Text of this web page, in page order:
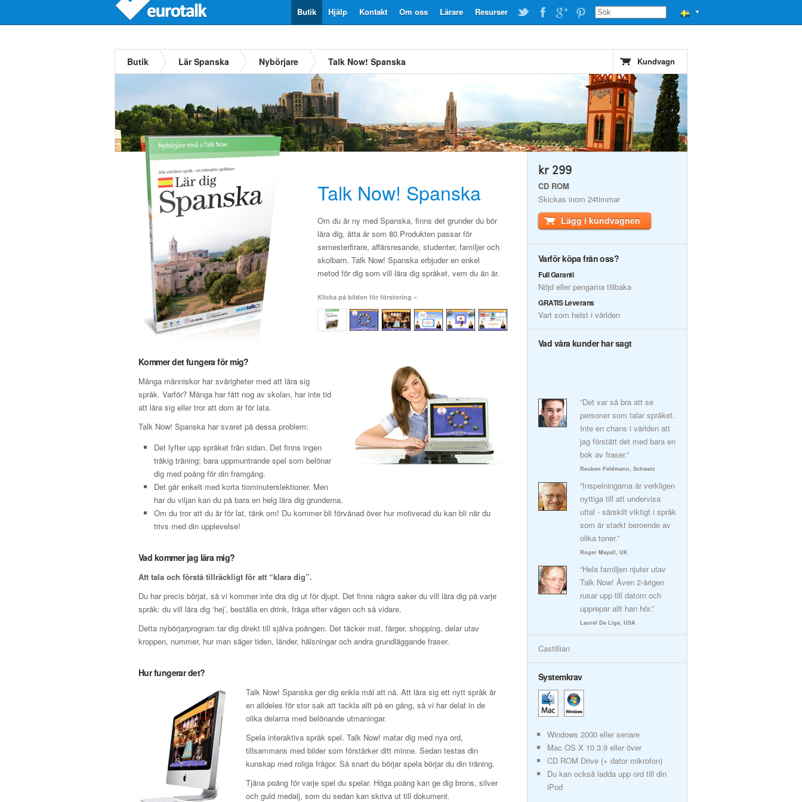
▼
Resurser
Lärare
Om oss
Kontakt
Hjälp
Butik
Butik Lär Spanska Nybörjare Talk Now! Spanska Kundvagn
Talk Now! Spanska
Om du är ny med Spanska, finns det grunder du bör
lära dig, åtta år som 80.Produkten passar för
semesterfirare, affärsresande, studenter, familjer och
skolbarn. Talk Now! Spanska erbjuder en enkel
metod för dig som vill lära dig språket, vem du än är.
Klicka på bilden för förstoring »
Kommer det fungera för mig?
Många människor har svårigheter med att lära sig
språk. Varför? Många har fått nog av skolan, har inte tid
att lära sig eller tror att dom är för lata.
Talk Now! Spanska har svaret på dessa problem:
Det lyfter upp språket från sidan. Det finns ingen
tråkig träning; bara uppmuntrande spel som belönar
dig med poäng för din framgång.
Det går enkelt med korta tiominuterslektioner. Men
har du viljan kan du på bara en helg lära dig grunderna.
Om du tror att du är för lat, tänk om! Du kommer bli förvånad över hur motiverad du kan bli när du
trivs med din upplevelse!
Vad kommer jag lära mig?
Att tala och förstå tillräckligt för att “klara dig”.
Du har precis börjat, så vi kommer inte dra dig ut för djupt. Det finns några saker du vill lära dig på varje
språk: du vill lära dig ‘hej’, beställa en drink, fråga efter vägen och så vidare.
Detta nybörjarprogram tar dig direkt till själva poängen. Det täcker mat, färger, shopping, delar utav
kroppen, nummer, hur man säger tiden, länder, hälsningar och andra grundläggande fraser.
Hur fungerar det?
Talk Now! Spanska ger dig enkla mål att nå. Att lära sig ett nytt språk är
en alldeles för stor sak att tackla allt på en gång, så vi har delat in de
olika delarna med belönande utmaningar.
Spela interaktiva språk spel. Talk Now! matar dig med nya ord,
tillsammans med bilder som förstärker ditt minne. Sedan testas din
kunskap med roliga frågor. Så snart du börjar spela börjar du din träning.
Tjäna poäng för varje spel du spelar. Höga poäng kan ge dig brons, silver
och guld medalj, som du sedan kan skriva ut till dokument.
kr 299
CD ROM
Skickas inom 24timmar
Lägg i kundvagnen
Varför köpa från oss?
Full Garanti
Nöjd eller pengarna tillbaka
GRATIS Leverans
Vart som helst i världen
Vad våra kunder har sagt
“Det var så bra att se
personer som talar språket.
Inte en chans i världen att
jag förstått det med bara en
bok av fraser.”
Reuben Feldmann, Schweiz
“Inspelningarna är verkligen
nyttiga till att undervisa
uttal - särskilt viktigt i språk
som är starkt beroende av
olika toner.”
Roger Mayall, UK
“Hela familjen njuter utav
Talk Now! Även 2-årigen
rusar upp till datorn och
upprepar allt han hör.”
Laurel De Lige, USA
Castillian
Systemkrav
Windows 2000 eller senare
Mac OS X 10.3.9 eller över
CD ROM Drive (+ dator mikrofon)
Du kan också ladda upp ord till din
iPod